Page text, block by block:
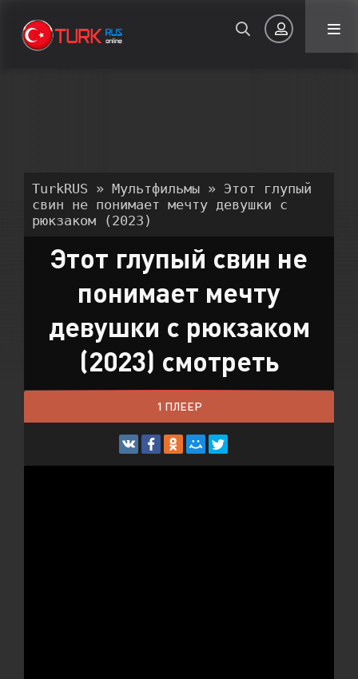
ВОЙТИ НА САЙТ
Восстановить пароль
Или войти через
TurkRUS » Мультфильмы » Этот глупый
свин не понимает мечту девушки с
рюкзаком (2023)
Этот глупый свин не
понимает мечту
девушки с рюкзаком
(2023) смотреть
1 ПЛЕЕР